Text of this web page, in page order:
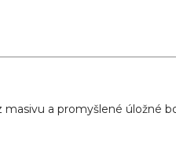
a promyšlené úložné